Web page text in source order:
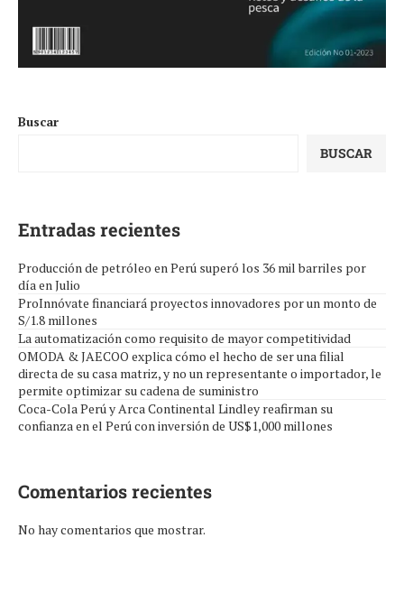
Buscar
BUSCAR
Entradas recientes
Producción de petróleo en Perú superó los 36 mil barriles por
día en Julio
ProInnóvate financiará proyectos innovadores por un monto de
S/1.8 millones
La automatización como requisito de mayor competitividad
OMODA & JAECOO explica cómo el hecho de ser una filial
directa de su casa matriz, y no un representante o importador, le
permite optimizar su cadena de suministro
Coca-Cola Perú y Arca Continental Lindley reafirman su
confianza en el Perú con inversión de US$1,000 millones
Comentarios recientes
No hay comentarios que mostrar.